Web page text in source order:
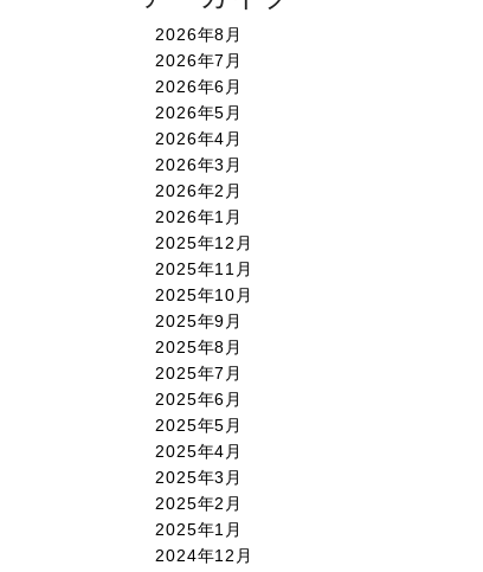
2026年8月
2026年7月
2026年6月
2026年5月
2026年4月
2026年3月
2026年2月
2026年1月
2025年12月
2025年11月
2025年10月
2025年9月
2025年8月
2025年7月
2025年6月
2025年5月
2025年4月
2025年3月
2025年2月
2025年1月
2024年12月